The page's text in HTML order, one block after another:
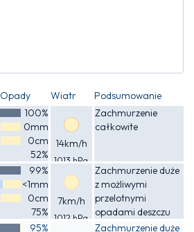
Opady Wiatr Podsumowanie
100%
0mm
0cm
52%
14km/h
1013 hPa
Zachmurzenie
całkowite
99%
<1mm
0cm
75%
7km/h
1012 hPa
Zachmurzenie duże
z możliwymi
przelotnymi
opadami deszczu
95%
Zachmurzenie duże